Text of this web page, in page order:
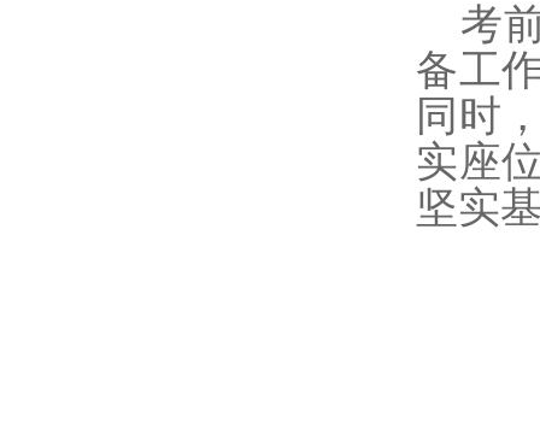
考
备工
同时
实座
坚实